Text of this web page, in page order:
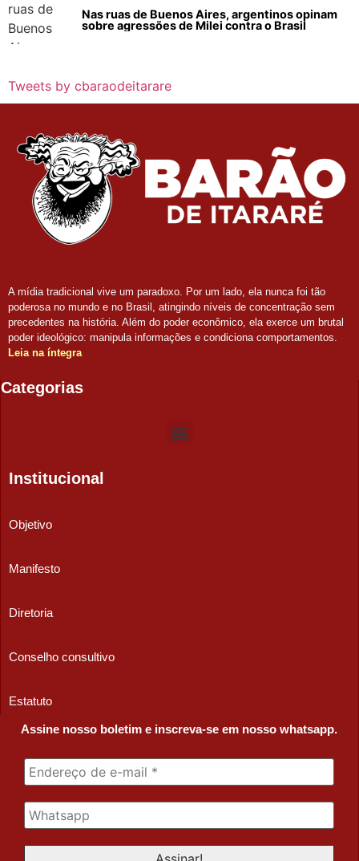
Nas ruas de Buenos Aires, argentinos opinam
sobre agressões de Milei contra o Brasil
Tweets by cbaraodeitarare
A mídia tradicional vive um paradoxo. Por um lado, ela nunca foi tão
poderosa no mundo e no Brasil, atingindo níveis de concentração sem
precedentes na história. Além do poder econômico, ela exerce um brutal
poder ideológico: manipula informações e condiciona comportamentos.
Leia na íntegra
Categorias
Institucional
Objetivo
Manifesto
Diretoria
Conselho consultivo
Estatuto
Assine nosso boletim e inscreva-se em nosso whatsapp.